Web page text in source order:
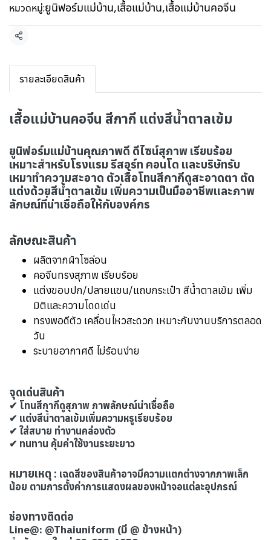
หมวดหมู่:ยูนิฟอร์มแม่บ้าน,เสื้อแม่บ้าน,เสื้อแม่บ้านคอจีน
แชร์
รายละเอียดสินค้า
เสื้อแม่บ้านคอจีน สีกากี แต่งสีน้ำตาลเข้ม
ยูนิฟอร์มแม่บ้านคุณภาพดี ดีไซน์สุภาพ เรียบร้อย
เหมาะสำหรับโรงแรม รีสอร์ท คอนโด และบริษัทรับ
เหมาทำความสะอาด ตัวเสื้อโทนสีกากีดูสะอาดตา ตัด
แต่งด้วยสีน้ำตาลเข้ม เพิ่มความเป็นมืออาชีพและภาพ
ลักษณ์ที่น่าเชื่อถือให้กับองค์กร
ลักษณะสินค้า
ผลิตจากผ้าโซล่อน
คอจีนทรงสุภาพ เรียบร้อย
แต่งขอบปก/ปลายแขน/แถบกระเป๋า สีน้ำตาลเข้ม เพิ่ม
มิติและความโดดเด่น
ทรงพอดีตัว เคลื่อนไหวสะดวก เหมาะกับงานบริการตลอด
วัน
ระบายอากาศดี ไม่ร้อนง่าย
จุดเด่นสินค้า
✔ โทนสีกากีดูสุภาพ ภาพลักษณ์น่าเชื่อถือ
✔ แต่งสีน้ำตาลเข้มเพิ่มความหรูเรียบร้อย
✔ ใส่สบาย ทำงานคล่องตัว
✔ ทนทาน คุ้มค่าใช้งานระยะยาว
หมายเหตุ : เฉดสีของสินค้าอาจมีความแตกต่างจากภาพเล็ก
น้อย ตามการตั้งค่าการแสดงผลของหน้าจอแต่ละอุปกรณ์
ช่องทางติดต่อ
Line@: @Thaiuniform (มี @ ข้างหน้า)